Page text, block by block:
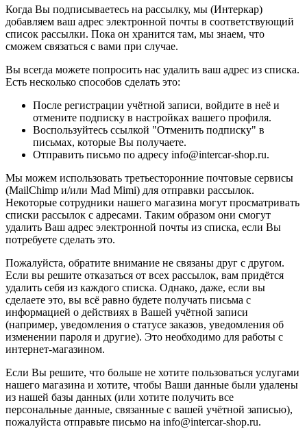
Когда Вы подписываетесь на рассылку, мы (Интеркар)
добавляем ваш адрес электронной почты в соответствующий
список рассылки. Пока он хранится там, мы знаем, что
сможем связаться с вами при случае.
Вы всегда можете попросить нас удалить ваш адрес из списка.
Есть несколько способов сделать это:
После регистрации учётной записи, войдите в неё и
отмените подписку в настройках вашего профиля.
Воспользуйтесь ссылкой "Отменить подписку" в
письмах, которые Вы получаете.
Отправить письмо по адресу info@intercar-shop.ru.
Мы можем использовать третьесторонние почтовые сервисы
(MailChimp и/или Mad Mimi) для отправки рассылок.
Некоторые сотрудники нашего магазина могут просматривать
списки рассылок с адресами. Таким образом они смогут
удалить Ваш адрес электронной почты из списка, если Вы
потребуете сделать это.
Пожалуйста, обратите внимание не связаны друг с другом.
Если вы решите отказаться от всех рассылок, вам придётся
удалить себя из каждого списка. Однако, даже, если вы
сделаете это, вы всё равно будете получать письма с
информацией о действиях в Вашей учётной записи
(например, уведомления о статусе заказов, уведомления об
изменении пароля и другие). Это необходимо для работы с
интернет-магазином.
Если Вы решите, что больше не хотите пользоваться услугами
нашего магазина и хотите, чтобы Ваши данные были удалены
из нашей базы данных (или хотите получить все
персональные данные, связанные с вашей учётной записью),
пожалуйста отправьте письмо на info@intercar-shop.ru.